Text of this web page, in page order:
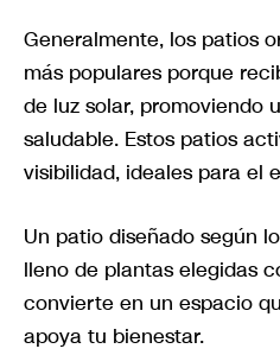
Generalmente, los patios
más populares porque
de luz solar, promoviendo
saludable. Estos patios
visibilidad, ideales para el
Un patio diseñado según
lleno de plantas elegidas
convierte en un espacio
apoya tu bienestar.